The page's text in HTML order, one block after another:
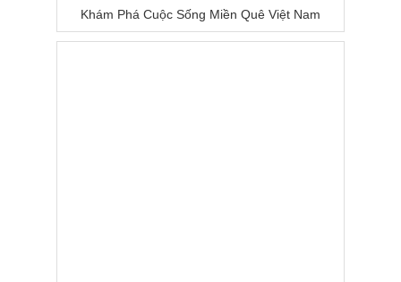
Khám Phá Cuộc Sống Miền Quê Việt Nam